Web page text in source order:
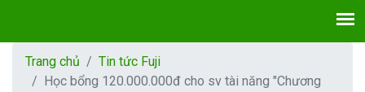
Trang chủ
Tin tức Fuji
Học bổng 120.000.000đ cho sv tài năng "Chương